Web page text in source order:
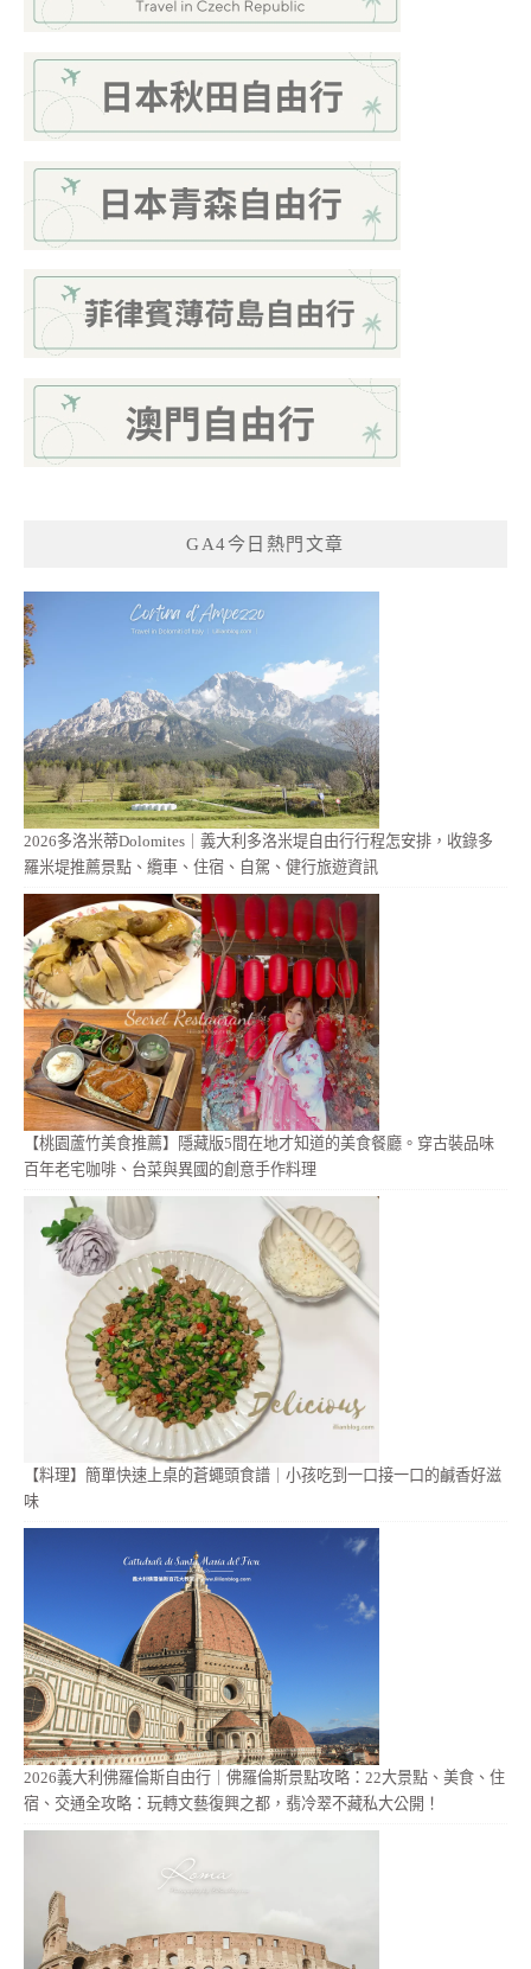
GA4今日熱門文章
2026多洛米蒂Dolomites｜義大利多洛米堤自由行行程怎安排，收錄多
羅米堤推薦景點、纜車、住宿、自駕、健行旅遊資訊
【桃園蘆竹美食推薦】隱藏版5間在地才知道的美食餐廳。穿古裝品味
百年老宅咖啡、台菜與異國的創意手作料理
【料理】簡單快速上桌的蒼蠅頭食譜｜小孩吃到一口接一口的鹹香好滋
味
2026義大利佛羅倫斯自由行｜佛羅倫斯景點攻略：22大景點、美食、住
宿、交通全攻略：玩轉文藝復興之都，翡冷翠不藏私大公開！